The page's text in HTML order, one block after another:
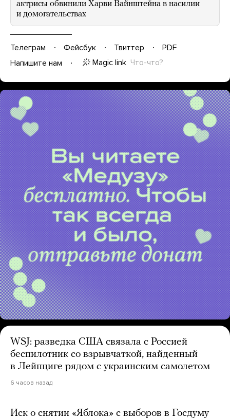
актрисы обвинили Харви Вайнштейна в насилии
и домогательствах
Телеграм Фейсбук Твиттер
PDF
Напишите нам
Magic link Что-что?
WSJ: разведка США связала с Россией
беспилотник со взрывчаткой, найденный
в Лейпциге рядом с украинским самолетом
6 часов назад
Иск о снятии «Яблока» с выборов в Госдуму